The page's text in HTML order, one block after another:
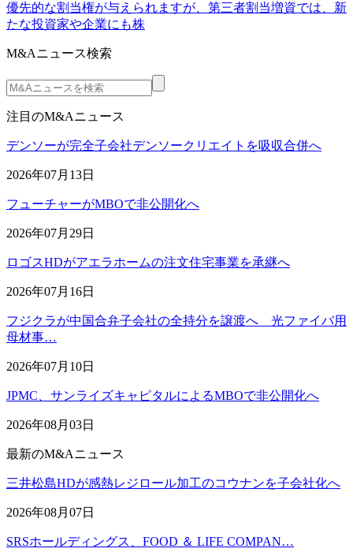
優先的な割当権が与えられますが、第三者割当増資では、新
たな投資家や企業にも株
M&Aニュース検索
注目のM&Aニュース
デンソーが完全子会社デンソークリエイトを吸収合併へ
2026年07月13日
フューチャーがMBOで非公開化へ
2026年07月29日
ロゴスHDがアエラホームの注文住宅事業を承継へ
2026年07月16日
フジクラが中国合弁子会社の全持分を譲渡へ 光ファイバ用
母材事…
2026年07月10日
JPMC、サンライズキャピタルによるMBOで非公開化へ
2026年08月03日
最新のM&Aニュース
三井松島HDが感熱レジロール加工のコウナンを子会社化へ
2026年08月07日
SRSホールディングス、FOOD ＆ LIFE COMPAN…